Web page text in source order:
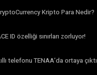
Kripto Para Nedir?
ID özelliği sınırları zorluyor!
telefonu TENAA’da ortaya çıktı